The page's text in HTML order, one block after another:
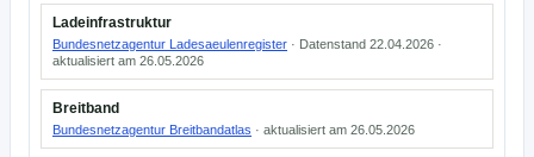
Ladeinfrastruktur
Bundesnetzagentur Ladesaeulenregister · Datenstand 22.04.2026 ·
aktualisiert am 26.05.2026
Breitband
Bundesnetzagentur Breitbandatlas · aktualisiert am 26.05.2026